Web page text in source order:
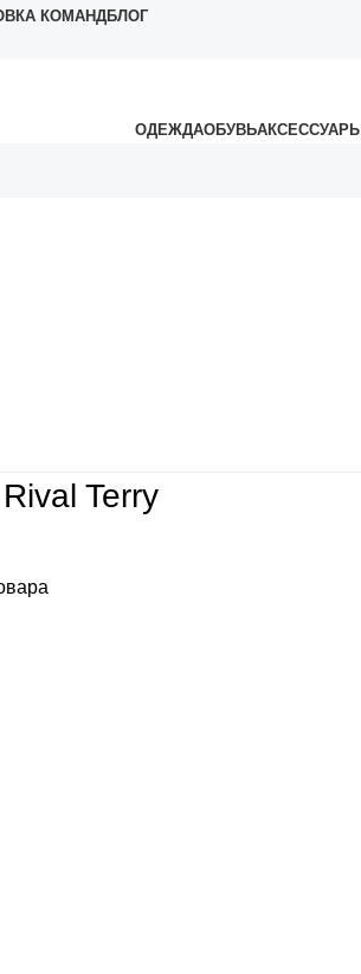
КОМАНДБЛОГ
ОДЕЖДАОБУВЬАКСЕССУАРЫ
Terry